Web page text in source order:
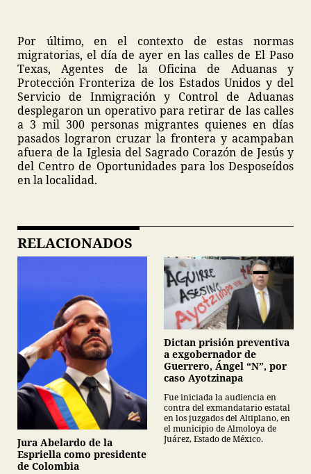
Por último, en el contexto de estas normas
migratorias, el día de ayer en las calles de El Paso
Texas, Agentes de la Oficina de Aduanas y
Protección Fronteriza de los Estados Unidos y del
Servicio de Inmigración y Control de Aduanas
desplegaron un operativo para retirar de las calles
a 3 mil 300 personas migrantes quienes en días
pasados lograron cruzar la frontera y acampaban
afuera de la Iglesia del Sagrado Corazón de Jesús y
del Centro de Oportunidades para los Desposeídos
en la localidad.
RELACIONADOS
Jura Abelardo de la
Espriella como presidente
de Colombia
Dictan prisión preventiva
a exgobernador de
Guerrero, Ángel “N”, por
caso Ayotzinapa
Fue iniciada la audiencia en
contra del exmandatario estatal
en los juzgados del Altiplano, en
el municipio de Almoloya de
Juárez, Estado de México.